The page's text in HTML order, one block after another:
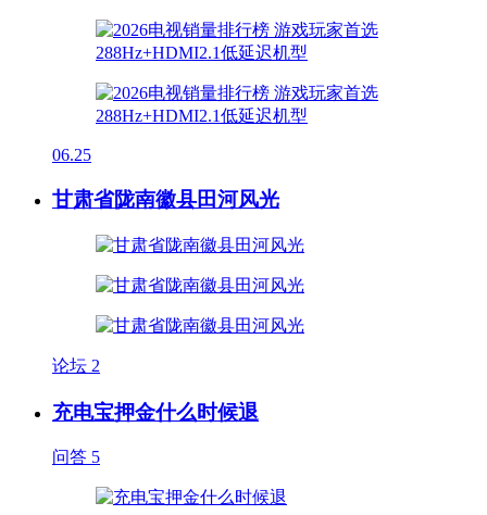
06.25
甘肃省陇南徽县田河风光
论坛 2
充电宝押金什么时候退
问答 5